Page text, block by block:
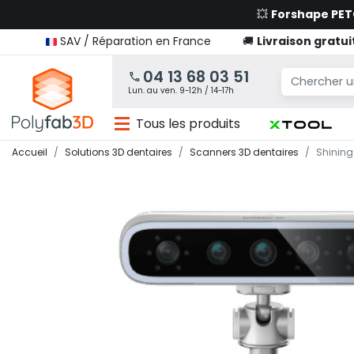
💥 Forshape
SAV / Réparation en France
🚚 Livraison
04 13 68 03 51
Lun. au ven. 9-12h / 14-17h
Tous les produits
Accueil Solutions 3D dentaires Scanners 3D dentaires